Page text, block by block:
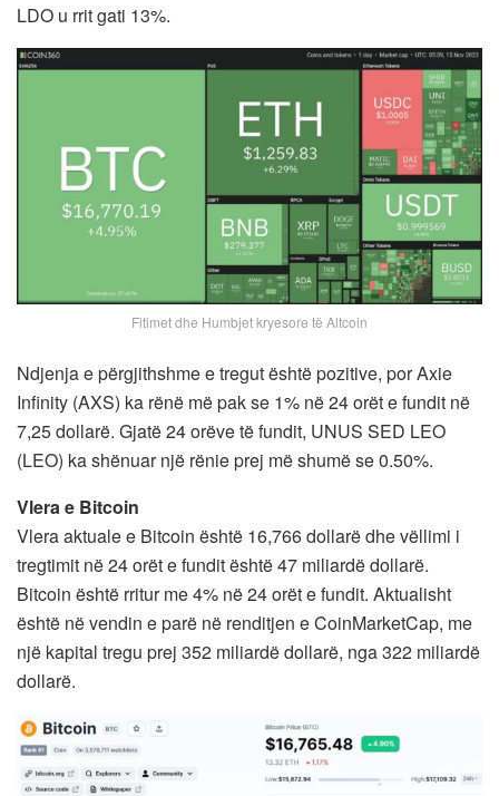
LDO u rrit gati 13%.
Fitimet dhe Humbjet kryesore të Altcoin
Ndjenja e përgjithshme e tregut është pozitive, por Axie
Infinity (AXS) ka rënë më pak se 1% në 24 orët e fundit në
7,25 dollarë. Gjatë 24 orëve të fundit, UNUS SED LEO
(LEO) ka shënuar një rënie prej më shumë se 0.50%.
Vlera e Bitcoin
Vlera aktuale e Bitcoin është 16,766 dollarë dhe vëllimi i
tregtimit në 24 orët e fundit është 47 miliardë dollarë.
Bitcoin është rritur me 4% në 24 orët e fundit. Aktualisht
është në vendin e parë në renditjen e CoinMarketCap, me
një kapital tregu prej 352 miliardë dollarë, nga 322 miliardë
dollarë.